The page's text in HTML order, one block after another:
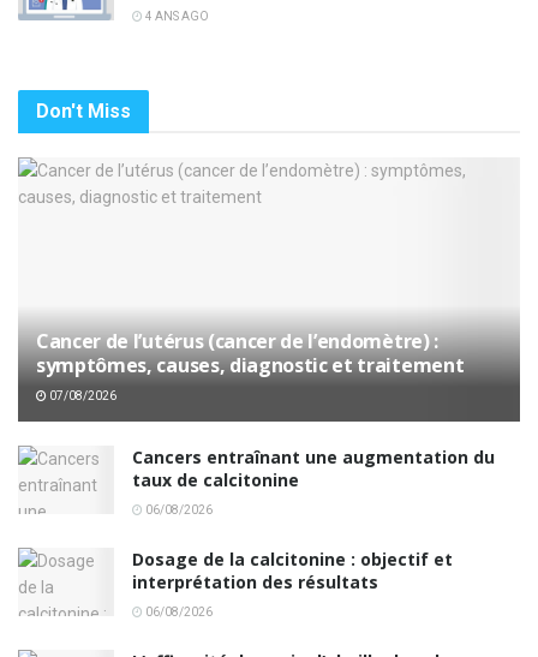
4 ANS AGO
Don't Miss
Cancer de l’utérus (cancer de l’endomètre) :
symptômes, causes, diagnostic et traitement
07/08/2026
Cancers entraînant une augmentation du
taux de calcitonine
06/08/2026
Dosage de la calcitonine : objectif et
interprétation des résultats
06/08/2026